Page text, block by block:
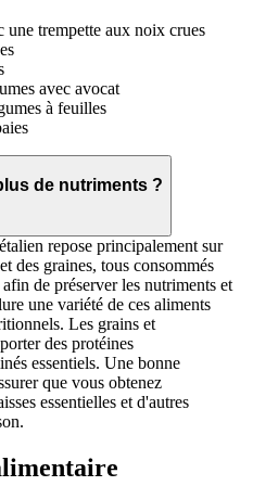
une trempette aux noix crues
avec avocat
à feuilles
de nutriments ?
repose principalement sur
des graines, tous consommés
de préserver les nutriments et
une variété de ces aliments
Les grains et
des protéines
essentiels. Une bonne
que vous obtenez
essentielles et d'autres